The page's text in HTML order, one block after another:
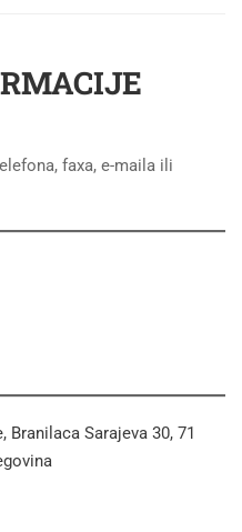
faxa, e-maila ili
Sarajeva 30, 71